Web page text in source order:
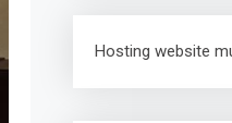
Hosting website